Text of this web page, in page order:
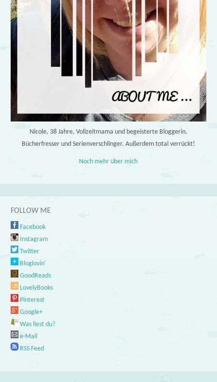
Nicole, 38 Jahre, Vollzeitmama und begeisterte Bloggerin,
Bücherfresser und Serienverschlinger. Außerdem total verrückt!
Noch mehr über mich
FOLLOW ME
Facebook
Instagram
Twitter
Bloglovin'
GoodReads
LovelyBooks
Pinterest
Google+
Was liest du?
e-Mail
RSS Feed